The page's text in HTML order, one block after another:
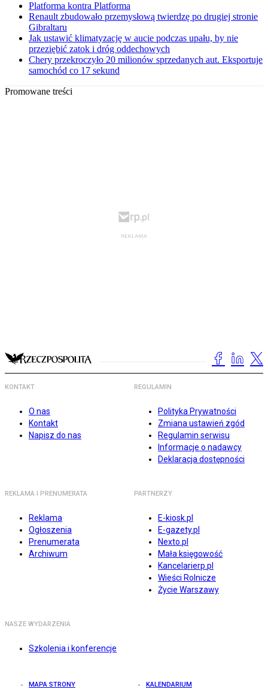
Platforma kontra Platforma
Renault zbudowało przemysłową twierdzę po drugiej stronie
Gibraltaru
Jak ustawić klimatyzację w aucie podczas upału, by nie
przeziębić zatok i dróg oddechowych
Chery przekroczyło 20 milionów sprzedanych aut. Eksportuje
samochód co 17 sekund
Promowane treści
KONTAKT
O nas
Kontakt
Napisz do nas
REGULAMIN
Polityka Prywatności
Zmiana ustawień zgód
Regulamin serwisu
Informacje o nadawcy
Deklaracja dostępności
REKLAMA I PRENUMERATA
Reklama
Ogłoszenia
Prenumerata
Archiwum
PARTNERZY
E-kiosk.pl
E-gazety.pl
Nexto.pl
Mała księgowość
Kancelarierp.pl
Wieści Rolnicze
Życie Warszawy
NASZE WYDARZENIA
Szkolenia i konferencje
MAPA STRONY KALENDARIUM